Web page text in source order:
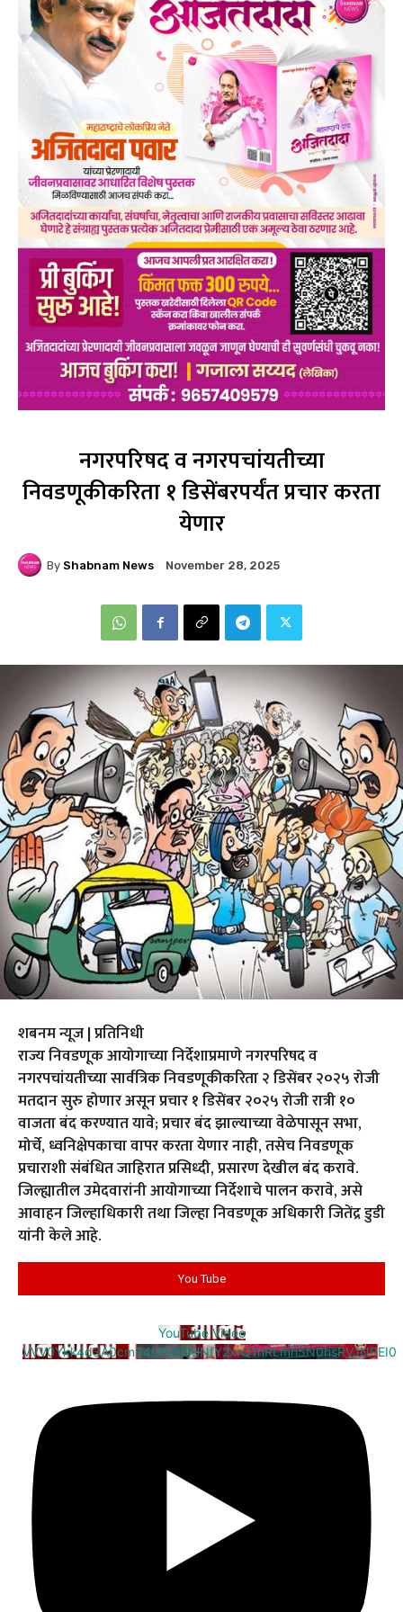
नगरपरिषद व नगरपचांयतीच्या
निवडणूकीकरिता १ डिसेंबरपर्यंत प्रचार करता
येणार
By Shabnam News November 28, 2025
शबनम न्यूज | प्रतिनिधी
राज्य निवडणूक आयोगाच्या निर्देशाप्रमाणे नगरपरिषद व
नगरपचांयतीच्या सार्वत्रिक निवडणूकीकरिता २ डिसेंबर २०२५ रोजी
मतदान सुरु होणार असून प्रचार १ डिसेंबर २०२५ रोजी रात्री १०
वाजता बंद करण्यात यावे; प्रचार बंद झाल्याच्या वेळेपासून सभा,
मोर्चे, ध्वनिक्षेपकाचा वापर करता येणार नाही, तसेच निवडणूक
प्रचाराशी संबंधित जाहिरात प्रसिध्दी, प्रसारण देखील बंद करावे.
जिल्ह्यातील उमेदवारांनी आयोगाच्या निर्देशाचे पालन करावे, असे
आवाहन जिल्हाधिकारी तथा जिल्हा निवडणूक अधिकारी जितेंद्र डुडी
यांनी केले आहे.
You Tube
YouTube Video
VVV0Ykk4d3A0cm94U1VaQUNfY2xrQ1hRLmh5N0hsRVJNREI0